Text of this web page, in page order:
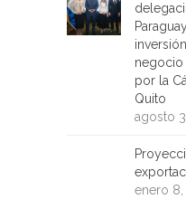
negocio
por la
Quito
agosto
enero 8,